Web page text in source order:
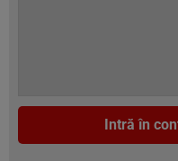
Intră în